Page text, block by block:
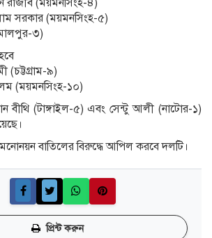
সরকার (ময়মনসিংহ-৫)
৩)
(চট্টগ্রাম-৯)
(ময়মনসিংহ-১০)
বীথি (টাঙ্গাইল-৫) এবং সেন্টু আলী (নাটোর-১)
বাতিলের বিরুদ্ধে আপিল করবে দলটি।
প্রিন্ট করুন